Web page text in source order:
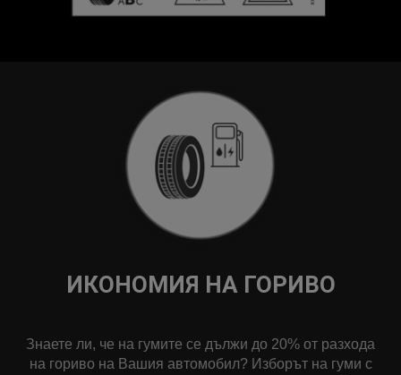
ИКОНОМИЯ НА ГОРИВО
Знаете ли, че на гумите се дължи до 20% от разхода
на гориво на Вашия автомобил? Изборът на гуми с